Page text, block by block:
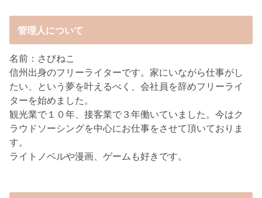
管理人について
名前：さびねこ
信州出身のフリーライターです。家にいながら仕事がし
たい、という夢を叶えるべく、会社員を辞めフリーライ
ターを始めました。
観光業で１０年、接客業で３年働いていました。今はク
ラウドソーシングを中心にお仕事をさせて頂いておりま
す。
ライトノベルや漫画、ゲームも好きです。